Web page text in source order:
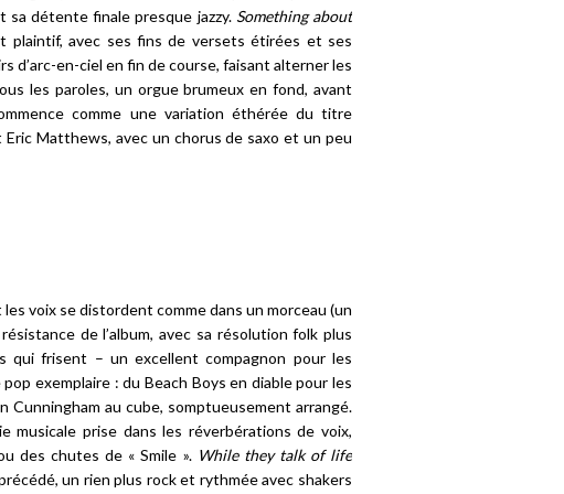
sa détente finale presque jazzy.Something about
avec ses fins de versets étirées et ses
d’arc-en-ciel en fin de course, faisant alterner les
les paroles, un orgue brumeux en fond, avant
comme une variation éthérée du titre
Matthews, avec un chorus de saxo et un peu
voix se distordent comme dans un morceau (un
de l’album, avec sa résolution folk plus
qui frisent – un excellent compagnon pour les
exemplaire : du Beach Boys en diable pour les
au cube, somptueusement arrangé.
musicale prise dans les réverbérations de voix,
des chutes de « Smile ». While they talk of life
un rien plus rock et rythmée avec shakers